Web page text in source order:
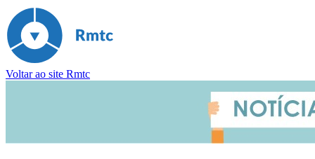
Voltar ao site Rmtc